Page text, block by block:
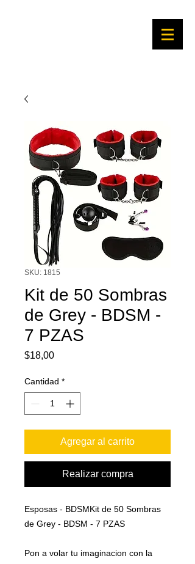
SKU: 1815
Kit de 50 Sombras
de Grey - BDSM -
7 PZAS
$18,00Precio
Cantidad *
Agregar al carrito
Realizar compra
Esposas - BDSMKit de 50 Sombras
de Grey - BDSM - 7 PZAS
Pon a volar tu imaginacion con la